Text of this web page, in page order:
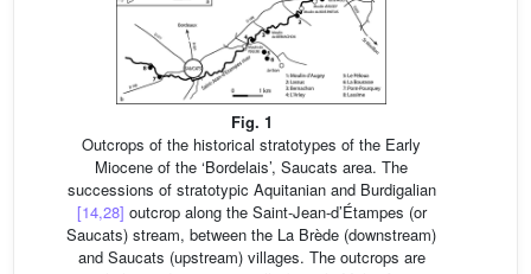
Fig. 1
Outcrops of the historical stratotypes of the Early
Miocene of the ‘Bordelais’, Saucats area. The
successions of stratotypic Aquitanian and Burdigalian
[14,28] outcrop along the Saint-Jean-d’Étampes (or
Saucats) stream, between the La Brède (downstream)
and Saucats (upstream) villages. The outcrops are